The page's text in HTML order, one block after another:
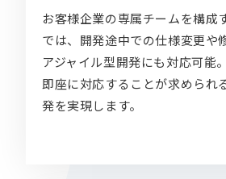
お客様企業の専属チームを構成
では、開発途中での仕様変更や
アジャイル型開発にも対応可能
即座に対応することが求められ
発を実現します。